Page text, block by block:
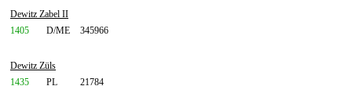
Dewitz Zabel II
1405
D/ME 345966
Dewitz Züls
1435
PL 21784